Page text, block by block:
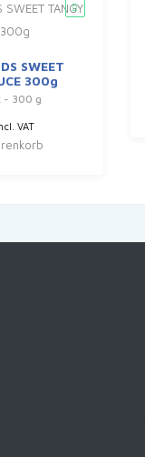
SWEET
300g
- 300 g
VAT